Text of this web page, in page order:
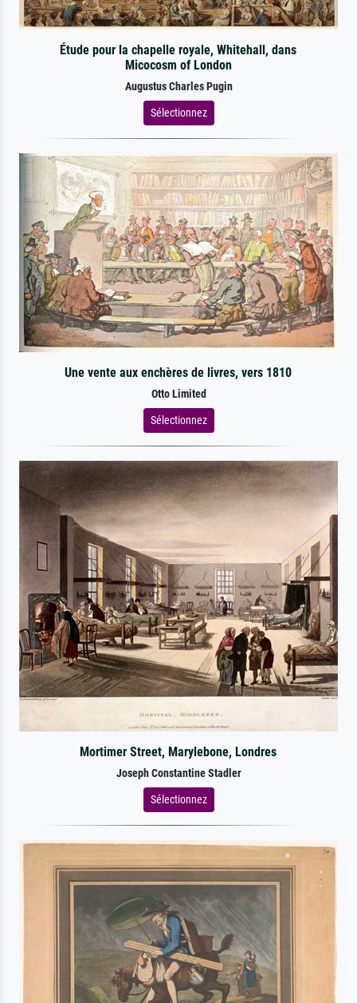
Étude pour la chapelle royale, Whitehall, dans
Micocosm of London
Augustus Charles Pugin
Sélectionnez
Une vente aux enchères de livres, vers 1810
Otto Limited
Sélectionnez
Mortimer Street, Marylebone, Londres
Joseph Constantine Stadler
Sélectionnez